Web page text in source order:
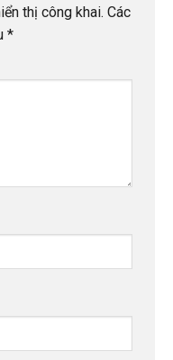
thị công khai. Các
*